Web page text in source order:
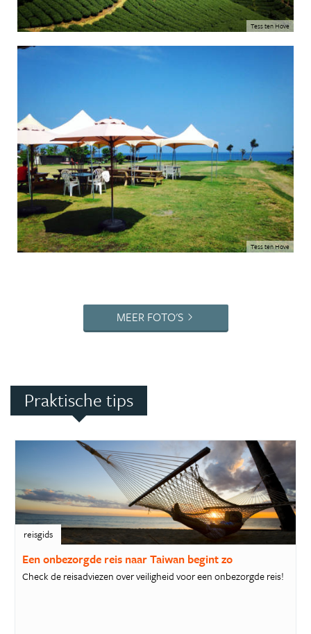
Tess ten Hove
Tess ten Hove
MEER FOTO'S
Praktische tips
reisgids
Een onbezorgde reis naar Taiwan begint zo
Check de reisadviezen over veiligheid voor een onbezorgde reis!